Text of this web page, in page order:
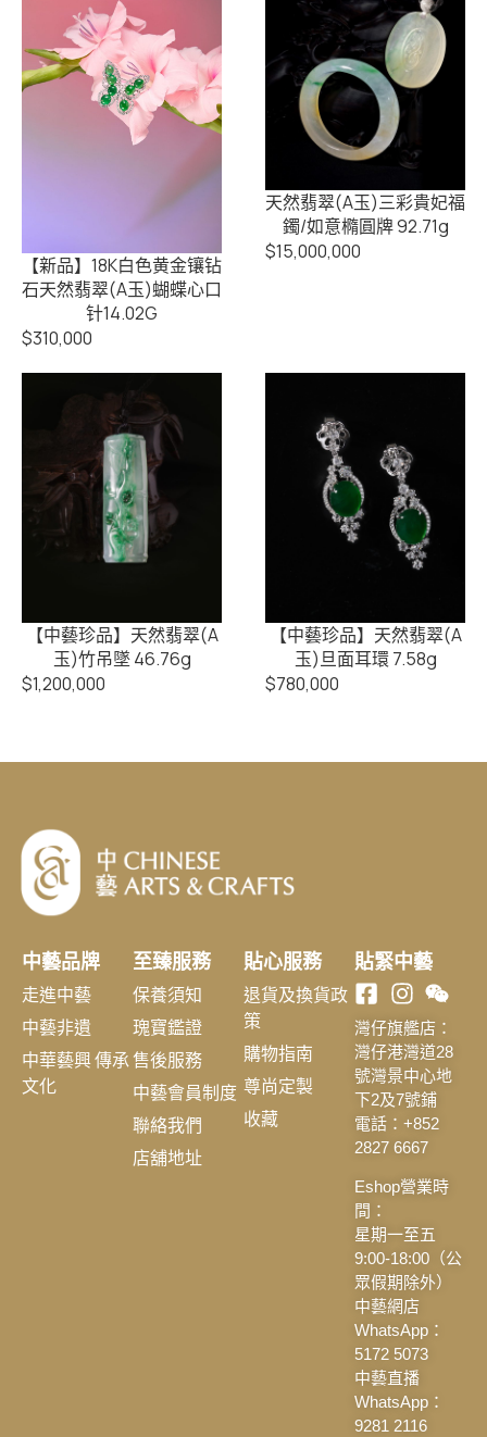
【新品】18K白色黄金镶钻
石天然翡翠(A玉)蝴蝶心口
针14.02G
$310,000
天然翡翠(A玉)三彩貴妃福
鐲/如意橢圓牌 92.71g
$15,000,000
【中藝珍品】天然翡翠(A
玉)竹吊墜 46.76g
$1,200,000
【中藝珍品】天然翡翠(A
玉)旦面耳環 7.58g
$780,000
中藝品牌
走進中藝
中藝非遺
中華藝興 傳承
文化
至臻服務
保養須知
瑰寶鑑證
售後服務
中藝會員制度
聯絡我們
店舖地址
貼心服務
退貨及換貨政
策
購物指南
尊尚定製
收藏
貼緊中藝
灣仔旗艦店：
灣仔港灣道28
號灣景中心地
下2及7號鋪
電話：+852
2827 6667
Eshop營業時
間：
星期一至五
9:00-18:00（公
眾假期除外）
中藝網店
WhatsApp：
5172 5073
中藝直播
WhatsApp：
9281 2116